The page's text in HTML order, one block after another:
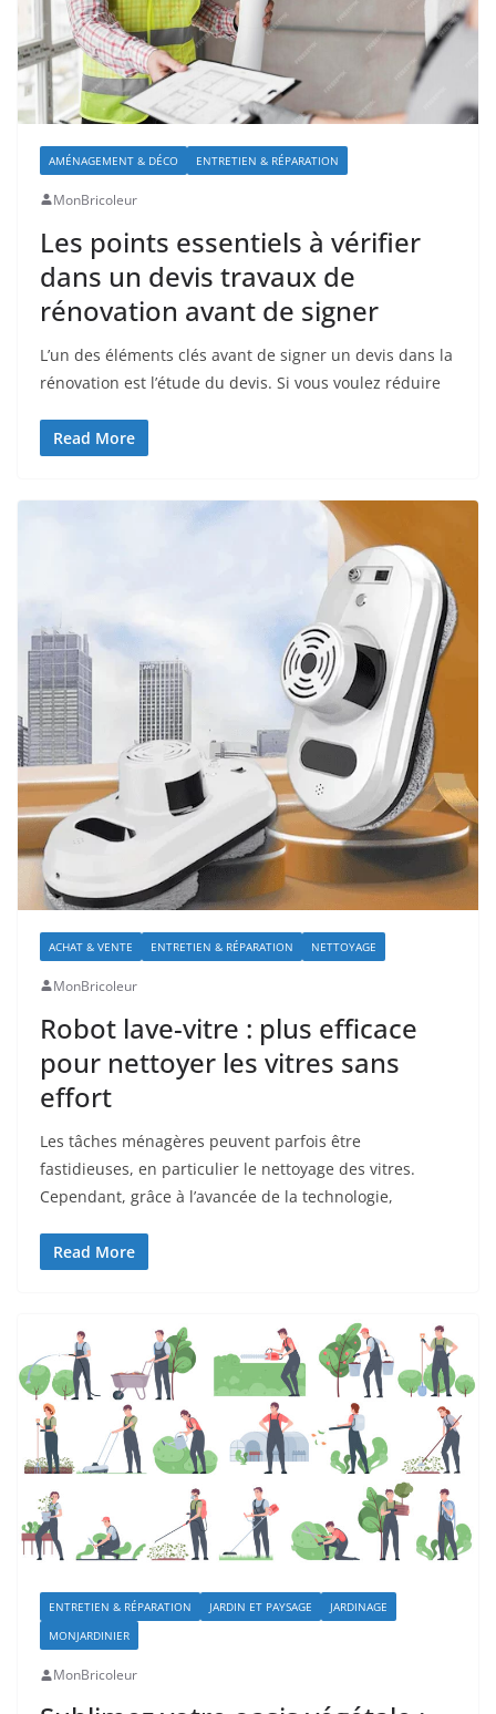
AMÉNAGEMENT & DÉCO ENTRETIEN & RÉPARATION
MonBricoleur
Les points essentiels à vérifier
dans un devis travaux de
rénovation avant de signer
L’un des éléments clés avant de signer un devis dans la
rénovation est l’étude du devis. Si vous voulez réduire
Read More
ACHAT & VENTE ENTRETIEN & RÉPARATION NETTOYAGE
MonBricoleur
Robot lave-vitre : plus efficace
pour nettoyer les vitres sans
effort
Les tâches ménagères peuvent parfois être
fastidieuses, en particulier le nettoyage des vitres.
Cependant, grâce à l’avancée de la technologie,
Read More
ENTRETIEN & RÉPARATION JARDIN ET PAYSAGE
JARDINAGE
MONJARDINIER
MonBricoleur